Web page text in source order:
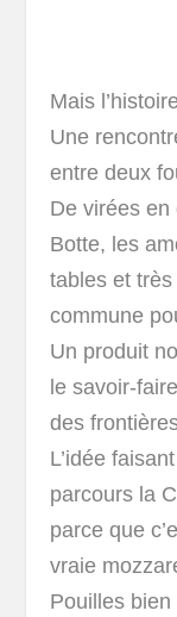
Mais
Une
entre deux
De virées en
Botte, les
tables et
commune
Un produit
le savoir-
des
L’idée
parcours la
parce que
vraie
Pouilles